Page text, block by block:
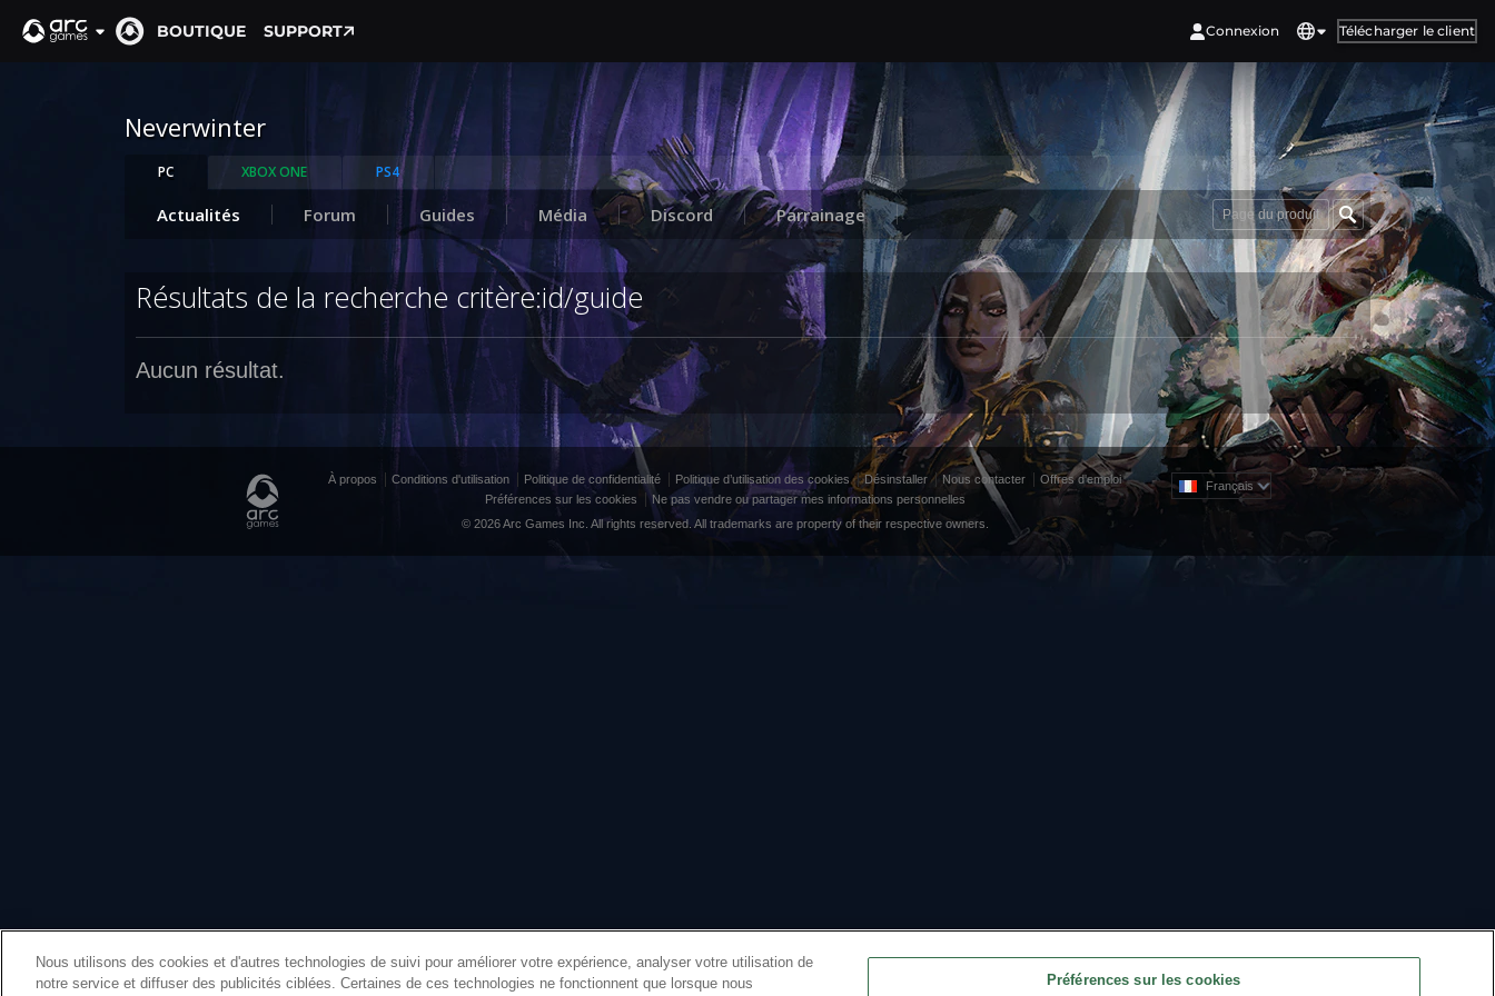
BOUTIQUE SUPPORT Connexion Télécharger le client
Neverwinter
PC XBOX ONE PS4
Actualités Forum Guides Média Discord Parrainage Page du produit
Résultats de la recherche critère:id/guide
Aucun résultat.
Français
À propos Conditions d'utilisation Politique de confidentialité Politique d’utilisation des cookies Désinstaller Nous contacter
Offres d'emploi
Préférences sur les cookies
Ne pas vendre ou partager mes informations personnelles
© 2026 Arc Games Inc. All rights reserved. All trademarks are property of their respective owners.
Nous utilisons des cookies et d'autres technologies de suivi pour améliorer votre expérience, analyser votre utilisation de
notre service et diffuser des publicités ciblées. Certaines de ces technologies ne fonctionnent que lorsque nous
Préférences sur les cookies